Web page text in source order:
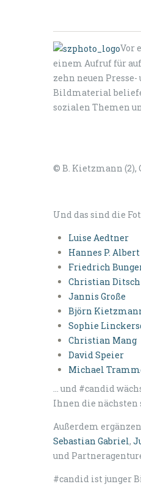
Vor
einem Aufruf für
zehn neuen
Bildmaterial
sozialen Themen
© B. Kietzmann (2),
Und das sind die
Luise Aedtner
Hannes P. Albert
Friedrich
Christian Ditsch
Jannis Große
Björn
Sophie
Christian Mang
David Speier
Michael
... und #candid
Ihnen die nächsten
Außerdem
Sebastian Gabriel,
und
#candid ist junger